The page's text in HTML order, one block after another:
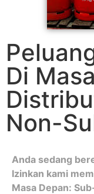
Di
Non-
Anda sedang
Izinkan kami
Masa Depan: